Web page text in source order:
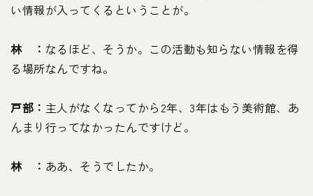
い情報が入ってくるということが。
林 ： なるほど、そうか。この活動も知らない情報を得
る場所なんですね。
戸部： 主人がなくなってから2年、3年はもう美術館、あ
んまり行ってなかったんですけど。
林 ： ああ、そうでしたか。